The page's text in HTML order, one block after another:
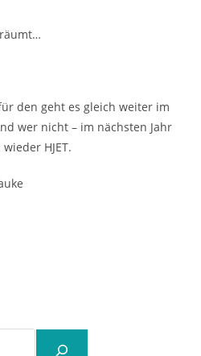
den geht es gleich weiter im
wer nicht – im nächsten Jahr
HJET.